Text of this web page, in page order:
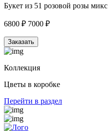
Букет из 51 розовой розы микс
6800 ₽ 7000 ₽
Заказать
Коллекция
Цветы в коробке
Перейти в раздел